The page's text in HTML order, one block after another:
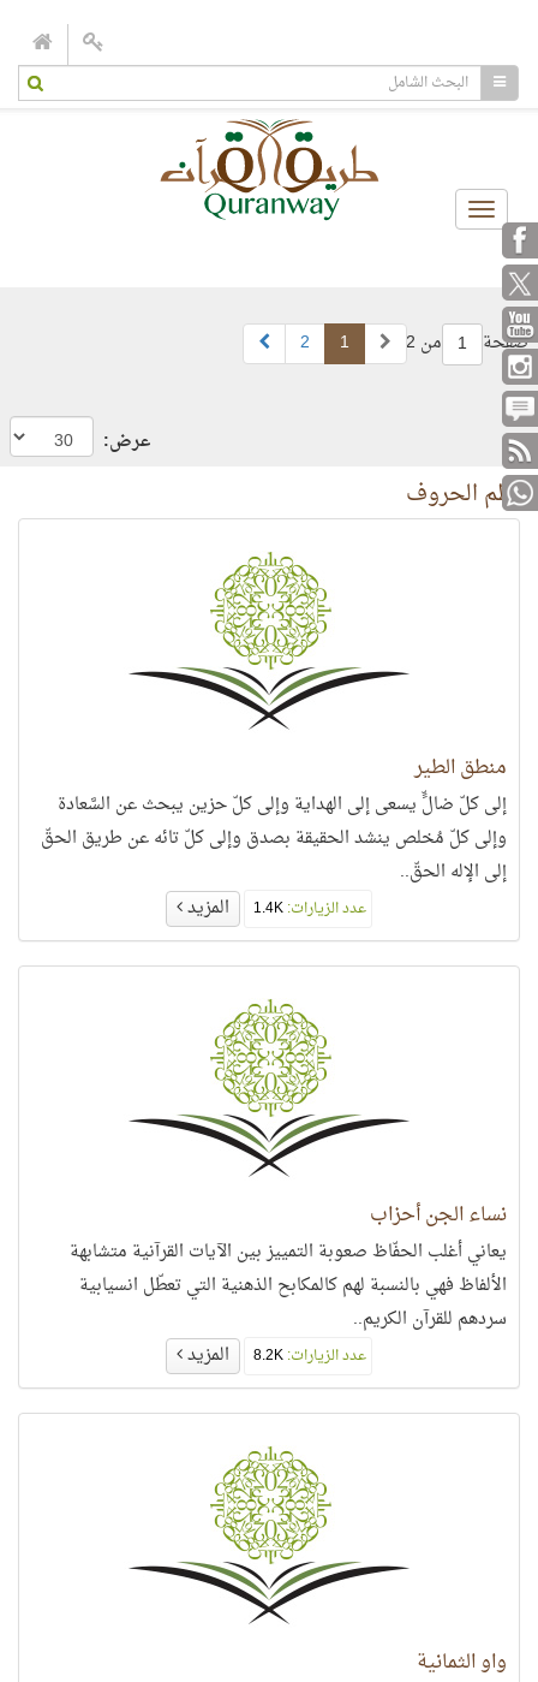
Toggle
navigation
صفحة 1 من 2 1
2
عرض:
نظم الحروف
منطق الطير
إلى كلّ ضالٍّ يسعى إلى الهداية وإلى كلّ حزين يبحث عن السَّعادة
وإلى كلّ مُخلص ينشد الحقيقة بصدق وإلى كلّ تائه عن طريق الحقّ
إلى الإله الحقّ..
عدد الزيارات: المزيد
نساء الجن أحزاب
يعاني أغلب الحفّاظ صعوبة التمييز بين الآيات القرآنية متشابهة
الألفاظ فهي بالنسبة لهم كالمكابح الذهنية التي تعطّل انسيابية
سردهم للقرآن الكريم..
عدد الزيارات: المزيد
واو الثمانية